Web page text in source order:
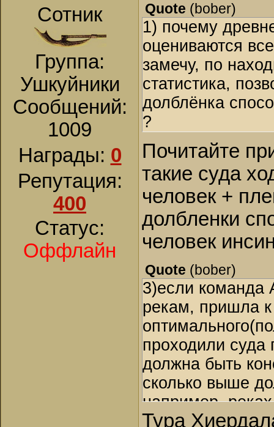
Сотник
Группа:
Ушкуйники
Сообщений:
1009
Награды: 0
Репутация:
400
Статус:
Оффлайн
Quote (bober)
1) почему
оцениваются
замечу, по
статистика,
долблёнка
?
Почитайте
такие суда
человек +
долбленки
человек
Quote (bober)
3)если команда
рекам, пришла к
проходили суда
должна быть
сколько выше
например,
Каспля (через
Тура